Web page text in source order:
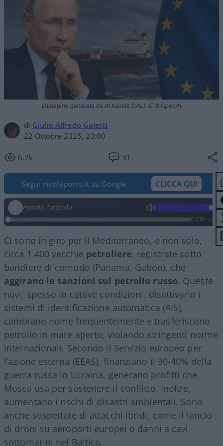
di Giulio Alfredo Galetti
22 Ottobre 2025, 20:00
6.2k 31
Immagine generata da AI tramite DALL·E di OpenAI
Segui nicolaporro.it su Google CLICCA QUI
Ascolta l'articolo
0:00/--:--
Ci sono in giro per il Mediterraneo, e non solo,
circa 1.400 vecchie petroliere, registrate sotto
bandiere di comodo (Panama, Gabon), che
aggirano le sanzioni sul petrolio russo. Queste
navi, spesso in cattive condizioni, disattivano i
sistemi di identificazione automatica (AIS),
cambiano nome frequentemente e trasferiscono
petrolio in mare aperto, violando stringenti norme
internazionali. Secondo il Servizio europeo per
l’azione esterna (EEAS), finanziano il 30-40% della
guerra russa in Ucraina, generano profitti che
Mosca usa per sostenere il conflitto. Inoltre,
aumentano i rischi di disastri ambientali. Sono
anche sospettate di attacchi ibridi, come il lancio
di droni su aeroporti europei o danni a cavi
sottomarini nel Baltico.